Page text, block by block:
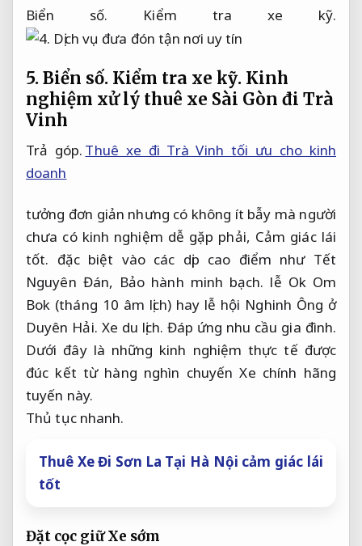
Biển số. Kiểm tra xe kỹ.
5.Biển số. Kiểm tra xe kỹ. Kinh
nghiệm xử lý thuê xe Sài Gòn đi Trà
Vinh
Trả góp. Thuê xe đi Trà Vinh tối ưu cho kinh
doanh
tưởng đơn giản nhưng có không ít bẫy mà người
chưa có kinh nghiệm dễ gặp phải, Cảm giác lái
tốt. đặc biệt vào các dịp cao điểm như Tết
Nguyên Đán, Bảo hành minh bạch. lễ Ok Om
Bok (tháng 10 âm lịch) hay lễ hội Nghinh Ông ở
Duyên Hải. Xe du lịch. Đáp ứng nhu cầu gia đình.
Dưới đây là những kinh nghiệm thực tế được
đúc kết từ hàng nghìn chuyến Xe chính hãng
tuyến này.
Thủ tục nhanh.
Thuê Xe Đi Sơn La Tại Hà Nội cảm giác lái
tốt
Đặt cọc giữ Xe sớm